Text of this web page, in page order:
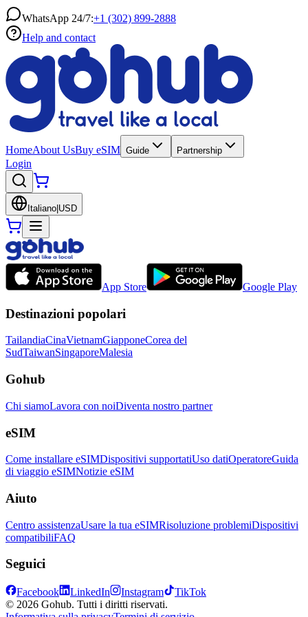
WhatsApp 24/7:+1 (302) 899-2888
Help and contact
HomeAbout UsBuy eSIM Guide Partnership
Login
Italiano USD
App Store Google Play
Destinazioni popolari
TailandiaCinaVietnamGiapponeCorea del
SudTaiwanSingaporeMalesia
Gohub
Chi siamoLavora con noiDiventa nostro partner
eSIM
Come installare eSIMDispositivi supportatiUso datiOperatoreGuida
di viaggio eSIMNotizie eSIM
Aiuto
Centro assistenzaUsare la tua eSIMRisoluzione problemiDispositivi
compatibiliFAQ
Seguici
Facebook LinkedIn Instagram
TikTok
© 2026 Gohub. Tutti i diritti riservati.